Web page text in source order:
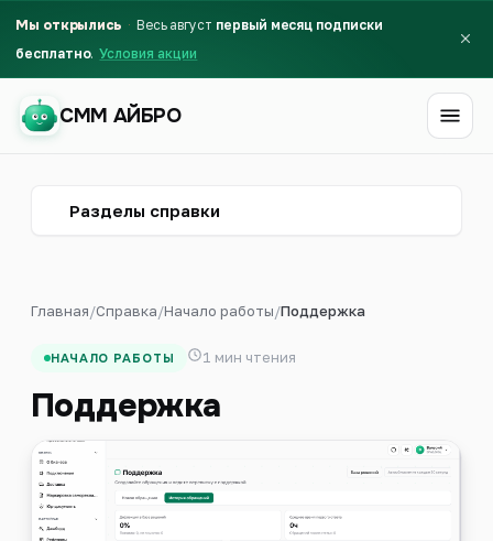
Мы открылись Весь август первый месяц подписки
бесплатно Условия акции
СММ АЙБРО
Первый месяц бесплатно
Разделы справки
Главная/Справка/Начало работы/Поддержка
НАЧАЛО РАБОТЫ 1 мин чтения
Поддержка